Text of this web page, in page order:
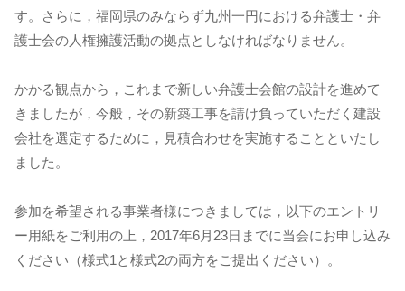
す。さらに，福岡県のみならず九州一円における弁護士・弁
護士会の人権擁護活動の拠点としなければなりません。
かかる観点から，これまで新しい弁護士会館の設計を進めて
きましたが，今般，その新築工事を請け負っていただく建設
会社を選定するために，見積合わせを実施することといたし
ました。
参加を希望される事業者様につきましては，以下のエントリ
ー用紙をご利用の上，2017年6月23日までに当会にお申し込み
ください（様式1と様式2の両方をご提出ください）。